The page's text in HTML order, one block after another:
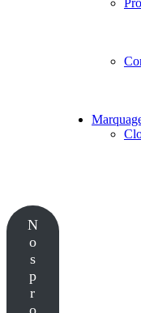
N
o
s
p
r
o